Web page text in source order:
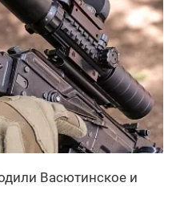
Васютинское и